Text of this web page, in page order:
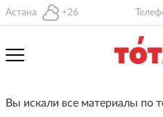
Астана +26
Вы искали все материалы по